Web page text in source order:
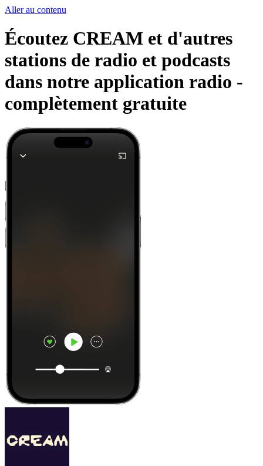
Aller au contenu
Écoutez CREAM et d'autres
stations de radio et podcasts
dans notre application radio -
complètement gratuite